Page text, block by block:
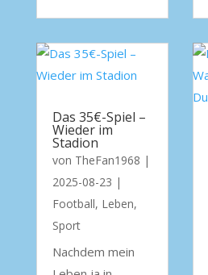
Das 35€-Spiel –
Wieder im
Stadion
von TheFan1968 |
2025-08-23 |
Football, Leben,
Sport
Nachdem mein